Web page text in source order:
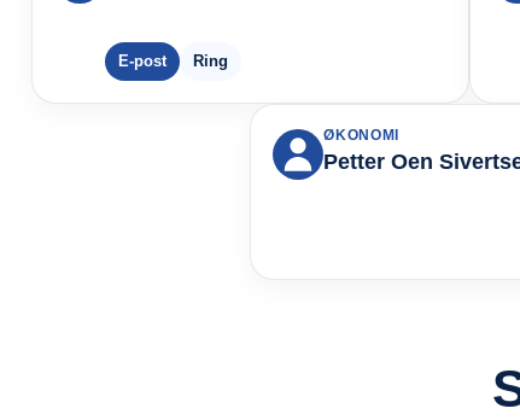
E-post Ring
ØKONOMI
Petter Oen